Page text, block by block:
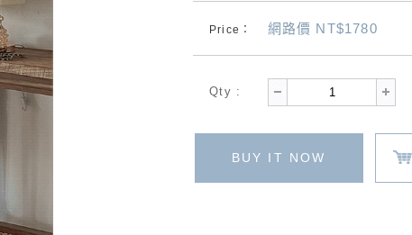
Price： 網路價 NT$1780
Qty :
BUY IT NOW